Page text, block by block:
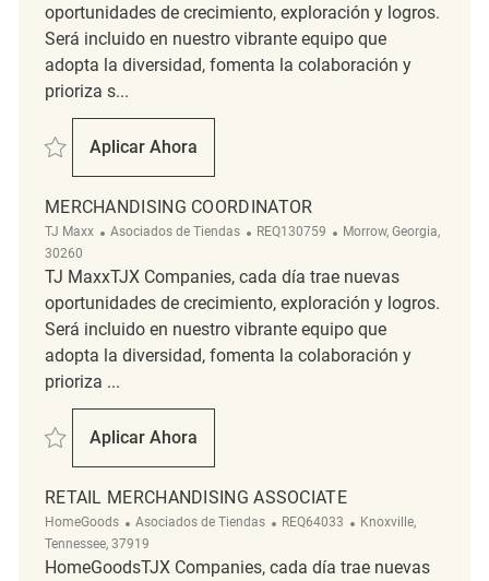
oportunidades de crecimiento, exploración y logros.
Será incluido en nuestro vibrante equipo que
adopta la diversidad, fomenta la colaboración y
prioriza s...
Salvar Part Time Merchandising Associate REQ142704
Aplicar Ahora
Part Time Merchandising Associate
MERCHANDISING COORDINATOR
TJ Maxx Categoría
Asociados de Tiendas ReqId
REQ130759 Ubicación
Morrow, Georgia,
30260
TJ MaxxTJX Companies, cada día trae nuevas
oportunidades de crecimiento, exploración y logros.
Será incluido en nuestro vibrante equipo que
adopta la diversidad, fomenta la colaboración y
prioriza ...
Salvar Merchandising Coordinator REQ130759
Aplicar Ahora
Merchandising Coordinator
RETAIL MERCHANDISING ASSOCIATE
HomeGoods Categoría
Asociados de Tiendas ReqId
REQ64033 Ubicación
Knoxville,
Tennessee, 37919
HomeGoodsTJX Companies, cada día trae nuevas